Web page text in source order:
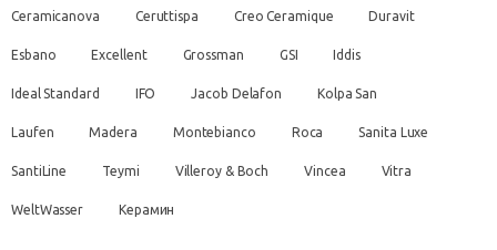
Ceramicanova Ceruttispa Creo Ceramique Duravit
Esbano Excellent Grossman GSI Iddis
Ideal Standard IFO Jacob Delafon Kolpa San
Laufen Madera Montebianco Roca Sanita Luxe
SantiLine Teymi Villeroy & Boch Vincea Vitra
WeltWasser Керамин